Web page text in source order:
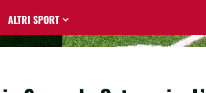
ALTRI SPORT